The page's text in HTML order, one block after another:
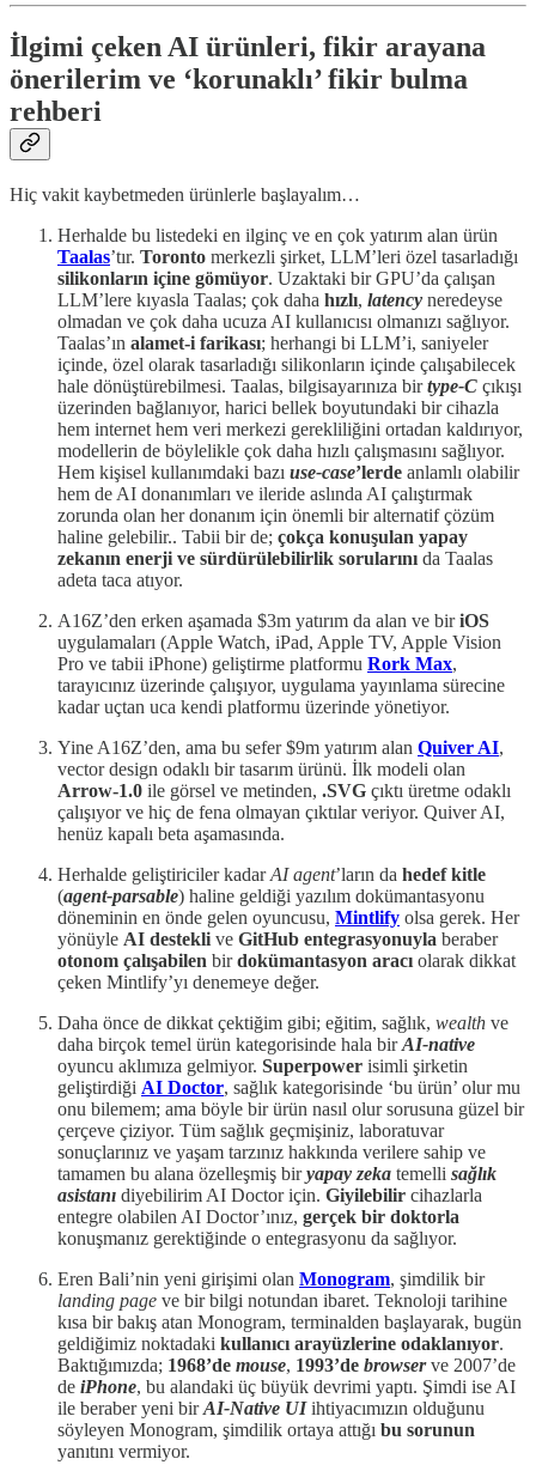
İlgimi çeken AI ürünleri, fikir arayana
önerilerim ve ‘korunaklı’ fikir bulma
rehberi
Hiç vakit kaybetmeden ürünlerle başlayalım…
Herhalde bu listedeki en ilginç ve en çok yatırım alan ürün
Taalas’tır. Toronto merkezli şirket, LLM’leri özel tasarladığı
silikonların içine gömüyor. Uzaktaki bir GPU’da çalışan
LLM’lere kıyasla Taalas; çok daha hızlı, latency neredeyse
olmadan ve çok daha ucuza AI kullanıcısı olmanızı sağlıyor.
Taalas’ın alamet-i farikası; herhangi bi LLM’i, saniyeler
içinde, özel olarak tasarladığı silikonların içinde çalışabilecek
hale dönüştürebilmesi. Taalas, bilgisayarınıza birtype-C çıkışı
üzerinden bağlanıyor, harici bellek boyutundaki bir cihazla
hem internet hem veri merkezi gerekliliğini ortadan kaldırıyor,
modellerin de böylelikle çok daha hızlı çalışmasını sağlıyor.
Hem kişisel kullanımdaki bazı use-case’lerde anlamlı olabilir
hem de AI donanımları ve ileride aslında AI çalıştırmak
zorunda olan her donanım için önemli bir alternatif çözüm
haline gelebilir.. Tabii bir de; çokça konuşulan yapay
zekanın enerji ve sürdürülebilirlik sorularını da Taalas
adeta taca atıyor.
A16Z’den erken aşamada $3m yatırım da alan ve biriOS
uygulamaları (Apple Watch, iPad, Apple TV, Apple Vision
Pro ve tabii iPhone) geliştirme platformu Rork Max,
tarayıcınız üzerinde çalışıyor, uygulama yayınlama sürecine
kadar uçtan uca kendi platformu üzerinde yönetiyor.
Yine A16Z’den, ama bu sefer $9m yatırım alan Quiver AI,
vector design odaklı bir tasarım ürünü. İlk modeli olan
Arrow-1.0 ile görsel ve metinden, .SVG çıktı üretme odaklı
çalışıyor ve hiç de fena olmayan çıktılar veriyor. Quiver AI,
henüz kapalı beta aşamasında.
Herhalde geliştiriciler kadarAI agent’ların da hedef kitle
(agent-parsable) haline geldiği yazılım dokümantasyonu
döneminin en önde gelen oyuncusu, Mintlify olsa gerek. Her
yönüyle AI destekli ve GitHub entegrasyonuyla beraber
otonom çalışabilen birdokümantasyon aracı olarak dikkat
çeken Mintlify’yı denemeye değer.
Daha önce de dikkat çektiğim gibi; eğitim, sağlık, wealth ve
daha birçok temel ürün kategorisinde hala birAI-native
oyuncu aklımıza gelmiyor. Superpower isimli şirketin
geliştirdiği AI Doctor, sağlık kategorisinde ‘bu ürün’ olur mu
onu bilemem; ama böyle bir ürün nasıl olur sorusuna güzel bir
çerçeve çiziyor. Tüm sağlık geçmişiniz, laboratuvar
sonuçlarınız ve yaşam tarzınız hakkında verilere sahip ve
tamamen bu alana özelleşmiş biryapay zeka temelli sağlık
asistanı diyebilirim AI Doctor için. Giyilebilir cihazlarla
entegre olabilen AI Doctor’ınız, gerçek bir doktorla
konuşmanız gerektiğinde o entegrasyonu da sağlıyor.
Eren Bali’nin yeni girişimi olan Monogram, şimdilik bir
landing page ve bir bilgi notundan ibaret. Teknoloji tarihine
kısa bir bakış atan Monogram, terminalden başlayarak, bugün
geldiğimiz noktadaki kullanıcı arayüzlerine odaklanıyor.
Baktığımızda; 1968’de mouse, 1993’de browserve 2007’de
de iPhone, bu alandaki üç büyük devrimi yaptı. Şimdi ise AI
ile beraber yeni birAI-Native UIihtiyacımızın olduğunu
söyleyen Monogram, şimdilik ortaya attığı bu sorunun
yanıtını vermiyor.